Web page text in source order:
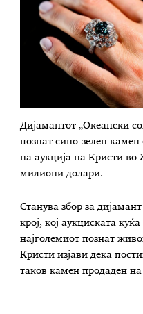
Дијамантот „Океански
познат сино-зелен
на аукција на Кристи во
милиони долари.
Станува збор за
крој, кој аукциската
најголемиот познат
Кристи изјави дека
таков камен продаден на